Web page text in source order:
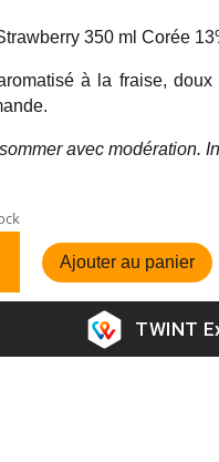
350 ml Corée
à la fraise,
avec modération.
Ajouter au panier